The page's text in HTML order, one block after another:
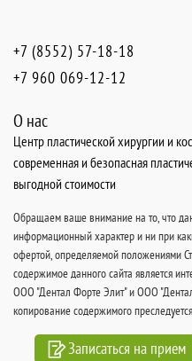
+7 (8552) 57-18-18
+7 960 069-12-12
О нас
Центр пластической хирургии и
современная и безопасная
выгодной стоимости
Обращаем ваше внимание на то, что
информационный характер и ни при
офертой, определяемой положениями
содержимое данного сайта является
ООО "Дентал Форте Элит" и ООО
копирование содержимого
Записаться на прием